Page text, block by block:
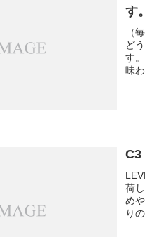
す
（
ど
す
味
C3
荷
め
り